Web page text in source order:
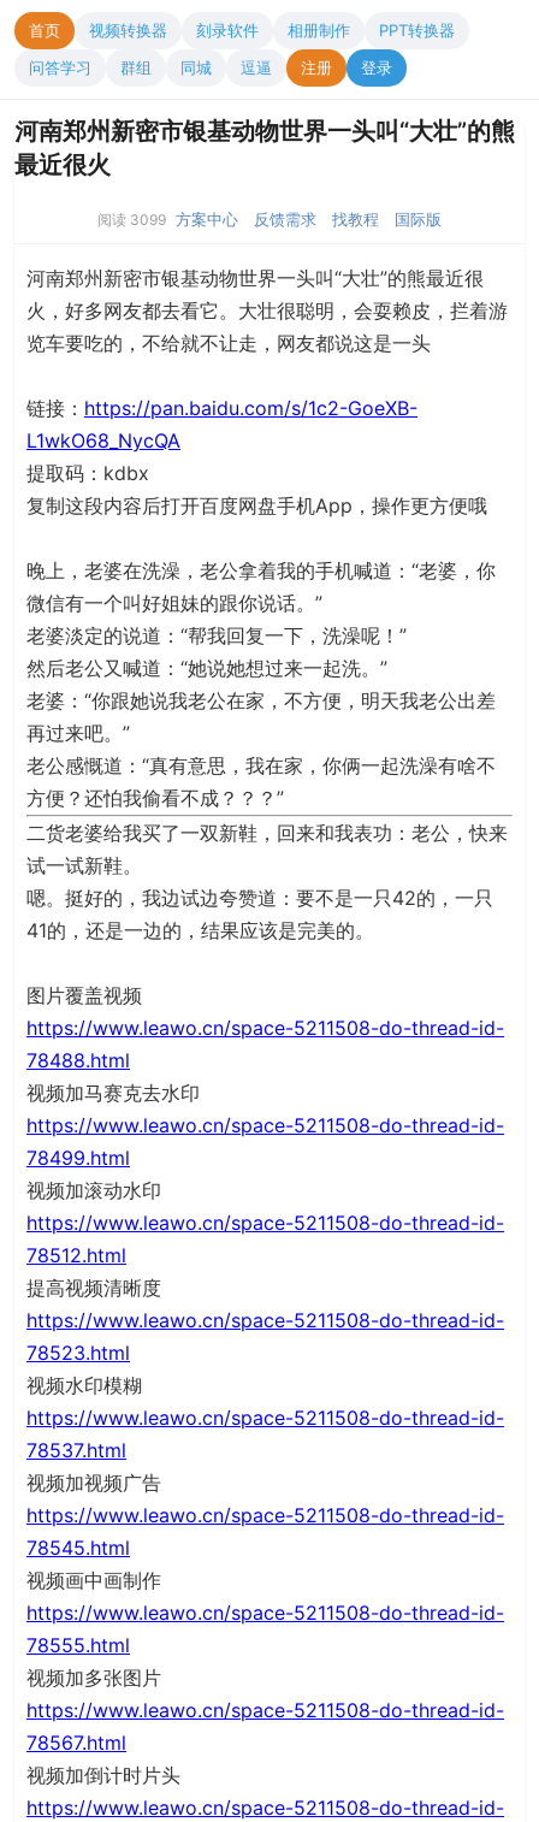
首页 视频转换器 刻录软件 相册制作
PPT转换器
问答学习
群组 同城 逗逼 注册 登录
河南郑州新密市银基动物世界一头叫“大壮”的熊
最近很火
阅读 3099 方案中心 反馈需求 找教程 国际版
河南郑州新密市银基动物世界一头叫“大壮”的熊最近很
火，好多网友都去看它。大壮很聪明，会耍赖皮，拦着游
览车要吃的，不给就不让走，网友都说这是一头
链接： https://pan.baidu.com/s/1c2-GoeXB-
L1wkO68_NycQA
提取码：kdbx
复制这段内容后打开百度网盘手机App，操作更方便哦
晚上，老婆在洗澡，老公拿着我的手机喊道：“老婆，你
微信有一个叫好姐妹的跟你说话。”
老婆淡定的说道：“帮我回复一下，洗澡呢！”
然后老公又喊道：“她说她想过来一起洗。”
老婆：“你跟她说我老公在家，不方便，明天我老公出差
再过来吧。”
老公感慨道：“真有意思，我在家，你俩一起洗澡有啥不
方便？还怕我偷看不成？？？”
二货老婆给我买了一双新鞋，回来和我表功：老公，快来
试一试新鞋。
嗯。挺好的，我边试边夸赞道：要不是一只42的，一只
41的，还是一边的，结果应该是完美的。
图片覆盖视频
https://www.leawo.cn/space-5211508-do-thread-id-
78488.html
视频加马赛克去水印
https://www.leawo.cn/space-5211508-do-thread-id-
78499.html
视频加滚动水印
https://www.leawo.cn/space-5211508-do-thread-id-
78512.html
提高视频清晰度
https://www.leawo.cn/space-5211508-do-thread-id-
78523.html
视频水印模糊
https://www.leawo.cn/space-5211508-do-thread-id-
78537.html
视频加视频广告
https://www.leawo.cn/space-5211508-do-thread-id-
78545.html
视频画中画制作
https://www.leawo.cn/space-5211508-do-thread-id-
78555.html
视频加多张图片
https://www.leawo.cn/space-5211508-do-thread-id-
78567.html
视频加倒计时片头
https://www.leawo.cn/space-5211508-do-thread-id-